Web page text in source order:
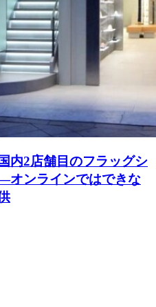
内2店舗目のフラッグシ
オンラインではできな